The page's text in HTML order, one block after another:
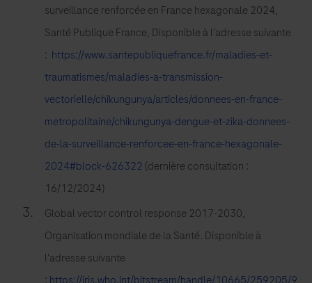
d'autres
flavivirus
pouvant
transfusion.
surveillance renforcée en France hexagonale 2024,
Santé Publique France, Disponible à l'adresse suivante
: https://www.santepubliquefrance.fr/maladies-et-
traumatismes/maladies-a-transmission-
vectorielle/chikungunya/articles/donnees-en-france-
metropolitaine/chikungunya-dengue-et-zika-donnees-
de-la-surveillance-renforcee-en-france-hexagonale-
2024#block-626322 (dernière consultation :
16/12/2024)
Global vector control response 2017-2030,
Organisation mondiale de la Santé. Disponible à
l'adresse suivante